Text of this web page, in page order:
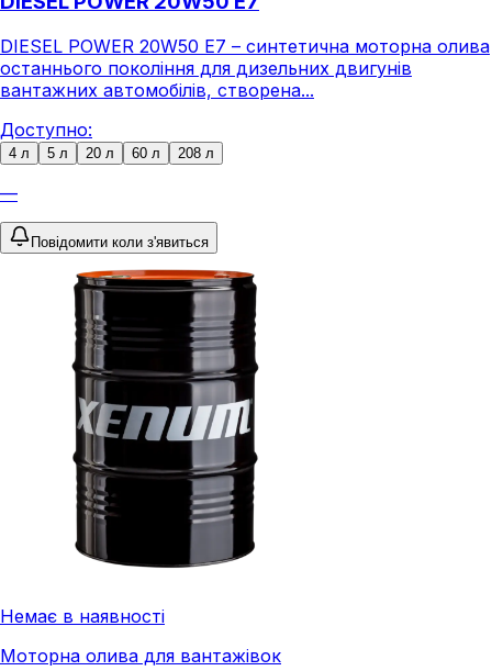
DIESEL POWER 20W50 E7 – синтетична моторна олива
останнього покоління для дизельних двигунів
вантажних автомобілів, створена...
Доступно:
4 л 5 л 20 л 60 л 208 л
—
Повідомити коли з'явиться
Немає в наявності
Моторна олива для вантажівок